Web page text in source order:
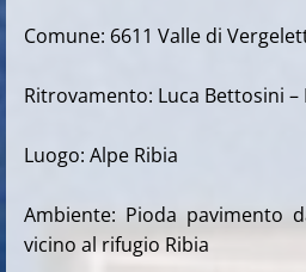
Comune: 6611 Valle di
Ritrovamento: Luca Bettosini –
Luogo: Alpe Ribia
Ambiente: Pioda pavimento
vicino al rifugio Ribia